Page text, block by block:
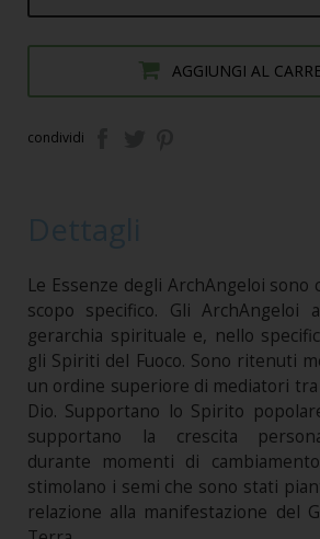
AGGIUNGI AL
condividi
Le Essenze degli ArchAngeloi sono
scopo specifico. Gli ArchAngeloi
gerarchia spirituale e, nello
gli Spiriti del Fuoco. Sono ritenuti
un ordine superiore di mediatori
Dio. Supportano lo Spirito
supportano la crescita
durante momenti di
stimolano i semi che sono stati
relazione alla manifestazione del